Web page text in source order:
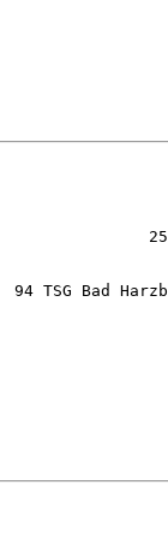
94 TSG Bad